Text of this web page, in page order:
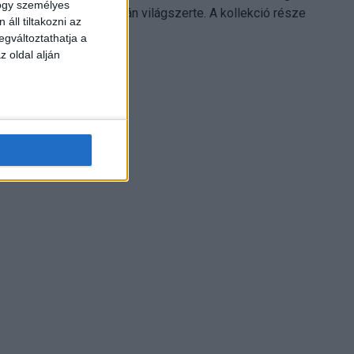
személyes
áll tiltakozni az
a
oldal alján
Electronics platformján világszerte. A kollekció része
Leonardo...